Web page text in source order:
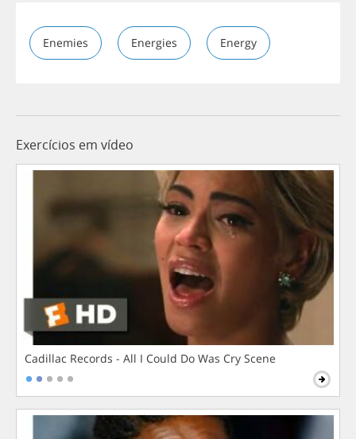
Enemies Energies Energy
Exercícios em vídeo
Cadillac Records - All I Could Do Was Cry Scene